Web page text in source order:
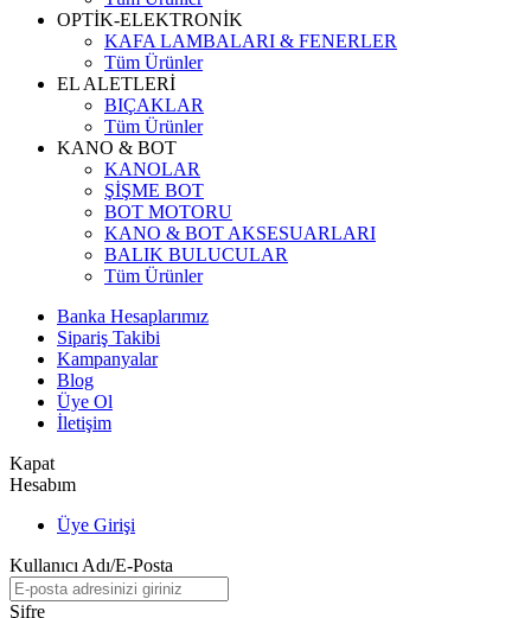
OPTİK-ELEKTRONİK
KAFA LAMBALARI & FENERLER
Tüm Ürünler
EL ALETLERİ
BIÇAKLAR
Tüm Ürünler
KANO & BOT
KANOLAR
ŞİŞME BOT
BOT MOTORU
KANO & BOT AKSESUARLARI
BALIK BULUCULAR
Tüm Ürünler
Banka Hesaplarımız
Sipariş Takibi
Kampanyalar
Blog
Üye Ol
İletişim
Kapat
Hesabım
Üye Girişi
Kullanıcı Adı/E-Posta
Şifre